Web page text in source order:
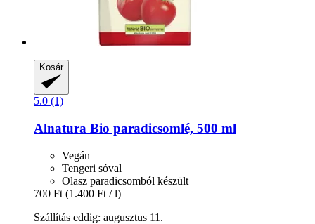
Kosár
5.0 (1)
Alnatura Bio paradicsomlé, 500 ml
Vegán
Tengeri sóval
Olasz paradicsomból készült
700 Ft (1.400 Ft / l)
Szállítás eddig: augusztus 11.